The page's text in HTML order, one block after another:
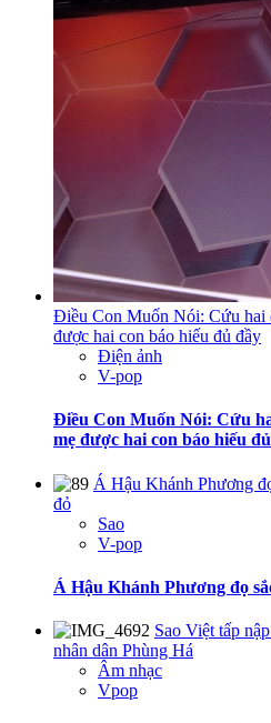
Điều Con Muốn Nói: Cứu hai
được hai con báo hiếu đủ đầy
Điện ảnh
V-pop
Điều Con Muốn Nói: Cứu
mẹ được hai con báo hiếu
Á Hậu Khánh Phương
đỏ
Sao
V-pop
Á Hậu Khánh Phương đọ
Sao Việt tấp
nhân dân Phùng Há
Âm nhạc
Vpop